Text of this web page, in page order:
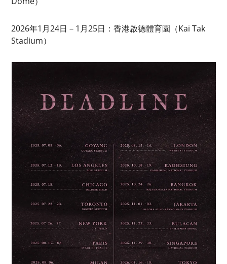
2026年1月24日－1月25日：香港啟德體育園（Kai Tak
Stadium）